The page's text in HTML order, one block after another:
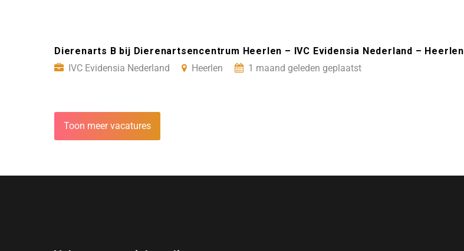
Dierenarts B bij Dierenartsencentrum Heerlen – IVC Evidensia Nederland – Heerlen
IVC Evidensia Nederland
Heerlen 1 maand geleden geplaatst
Toon meer vacatures